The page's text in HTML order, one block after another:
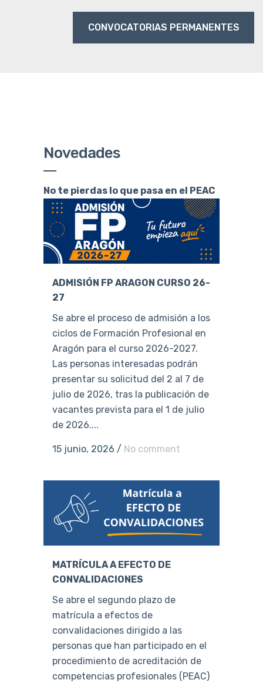
CONVOCATORIAS PERMANENTES
Novedades
No te pierdas lo que pasa en el PEAC
ADMISIÓN FP ARAGON CURSO 26-
27
Se abre el proceso de admisión a los
ciclos de Formación Profesional en
Aragón para el curso 2026-2027.
Las personas interesadas podrán
presentar su solicitud del 2 al 7 de
julio de 2026, tras la publicación de
vacantes prevista para el 1 de julio
de 2026....
15 junio, 2026 / No comment
MATRÍCULA A EFECTO DE
CONVALIDACIONES
Se abre el segundo plazo de
matrícula a efectos de
convalidaciones dirigido a las
personas que han participado en el
procedimiento de acreditación de
competencias profesionales (PEAC)